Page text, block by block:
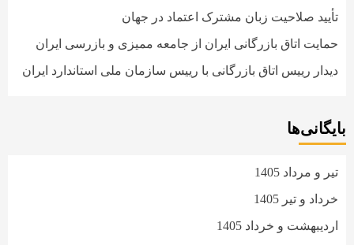
تأیید صلاحیت زبان مشترک اعتماد در جهان
حمایت اتاق بازرگانی ایران از جامعه ممیزی و بازرسی ایران
دیدار رییس اتاق بازرگانی با رییس سازمان ملی استاندارد ایران
بایگانی‌ها
تیر و مرداد 1405
خرداد و تیر 1405
اردیبهشت و خرداد 1405